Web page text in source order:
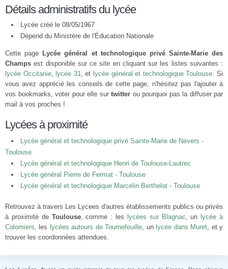
Détails administratifs du lycée
Lycée créé le 08/05/1967
Dépend du Ministère de l'Éducation Nationale
Cette page Lycée général et technologique privé Sainte-Marie des
Champs est disponible sur ce site en cliquant sur les listes suivantes :
lycée Occitanie, lycée 31, et lycée général et technologique Toulouse. Si
vous avez apprécié les conseils de cette page, n'hésitez pas l'ajouter à
vos bookmarks, voter pour elle sur twitter ou pourquoi pas la diffuser par
mail à vos proches !
Lycées à proximité
Lycée général et technologique privé Sainte-Marie de Nevers -
Toulouse
Lycée général et technologique Henri de Toulouse-Lautrec
Lycée général Pierre de Fermat - Toulouse
Lycée général et technologique Marcelin Berthelot - Toulouse
Retrouvez à travers Les Lycees d'autres établissements publics ou privés
à proximité de Toulouse, comme : les lycées sur Blagnac, un lycée à
Colomiers, les lycées autours de Tournefeuille, un lycée dans Muret, et y
trouver les coordonnées attendues.